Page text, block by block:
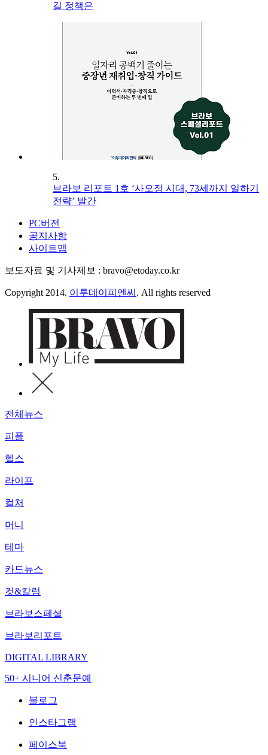
길 정책은
5.
브라보 리포트 1호 ‘사오정 시대, 73세까지 일하기
전략’ 발간
PC버전
공지사항
사이트맵
보도자료 및 기사제보 : bravo@etoday.co.kr
Copyright 2014. 이투데이피엔씨 . All rights reserved
전체뉴스
피플
헬스
라이프
컬처
머니
테마
카드뉴스
컷&칼럼
브라보스페셜
브라보리포트
DIGITAL LIBRARY
50+ 시니어 신춘문예
블로그
인스타그램
페이스북